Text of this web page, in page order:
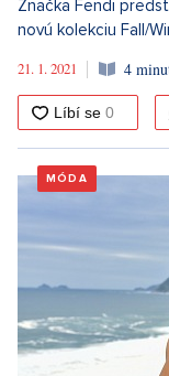
Značka Fendi
novú kolekciu Fall/
21. 1. 2021
4
MÓDA